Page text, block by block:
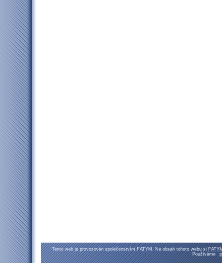
Tento web je provozován společenstvímFATYM. Na obsah tohoto webu si
Používáme